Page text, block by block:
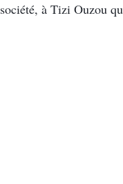
société, à Tizi Ouzou